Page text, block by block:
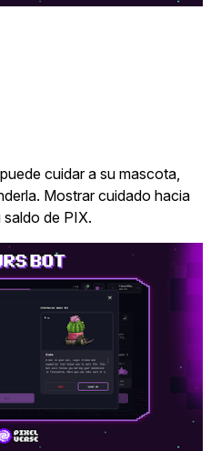
cuidar a su mascota,
Mostrar cuidado hacia
de PIX.